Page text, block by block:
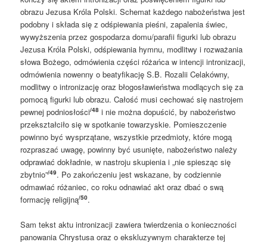
obrazu Jezusa Króla Polski. Schemat każdego nabożeństwa jest
podobny i składa się z odśpiewania pieśni, zapalenia świec,
wywyższenia przez gospodarza domu/parafii figurki lub obrazu
Jezusa Króla Polski, odśpiewania hymnu, modlitwy i rozważania
słowa Bożego, odmówienia części różańca w intencji intronizacji,
odmówienia nowenny o beatyfikację S.B. Rozalii Celakówny,
modlitwy o intronizację oraz błogosławieństwa modlących się za
pomocą figurki lub obrazu. Całość musi cechować się nastrojem
pewnej podniosłości/48 i nie można dopuścić, by nabożeństwo
przekształciło się w spotkanie towarzyskie. Pomieszczenie
powinno być wysprzątane, wszystkie przedmioty, które mogą
rozpraszać uwagę, powinny być usunięte, nabożeństwo należy
odprawiać dokładnie, w nastroju skupienia i „nie spiesząc się
zbytnio”/49. Po zakończeniu jest wskazane, by codziennie
odmawiać różaniec, co roku odnawiać akt oraz dbać o swą
formację religijną/50.
Sam tekst aktu intronizacji zawiera twierdzenia o konieczności
panowania Chrystusa oraz o ekskluzywnym charakterze tej